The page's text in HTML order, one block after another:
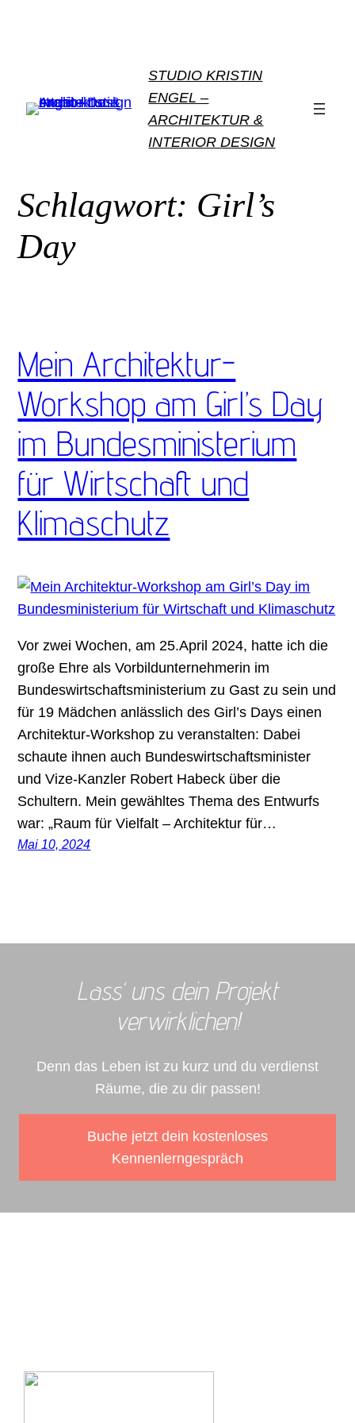
STUDIO KRISTIN
ENGEL –
ARCHITEKTUR &
INTERIOR DESIGN
Schlagwort: Girl’s
Day
Mein Architektur-
Workshop am Girl’s Day
im Bundesministerium
für Wirtschaft und
Klimaschutz
Vor zwei Wochen, am 25.April 2024, hatte ich die
große Ehre als Vorbildunternehmerin im
Bundeswirtschaftsministerium zu Gast zu sein und
für 19 Mädchen anlässlich des Girl’s Days einen
Architektur-Workshop zu veranstalten: Dabei
schaute ihnen auch Bundeswirtschaftsminister
und Vize-Kanzler Robert Habeck über die
Schultern. Mein gewähltes Thema des Entwurfs
war: „Raum für Vielfalt – Architektur für…
Mai 10, 2024
Lass‘ uns dein Projekt
verwirklichen!
Denn das Leben ist zu kurz und du verdienst
Räume, die zu dir passen!
Buche jetzt dein kostenloses
Kennenlerngespräch